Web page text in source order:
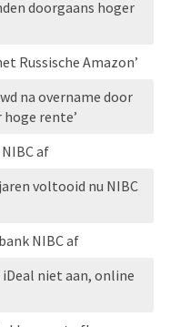
doorgaans hoger
Russische Amazon’
na overname door
rente’
af
voltooid nu NIBC
NIBC af
iDeal niet aan, online